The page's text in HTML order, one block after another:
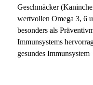
Geschmäcker
wertvollen Omega 3, 6
besonders als
Immunsystems
gesundes Immunsystem